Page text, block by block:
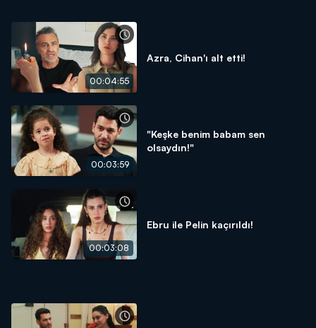
00:04:55
Azra, Cihan'ı alt etti!
00:03:59
"Keşke benim babam sen
olsaydın!"
00:03:08
Ebru ile Pelin kaçırıldı!